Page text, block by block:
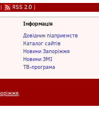
| RSS 2.0 |
Інформація
Довідник підприємств
Каталог сайтів
Новини Запоріжжя
Новини ЗМІ
ТВ-програма
.